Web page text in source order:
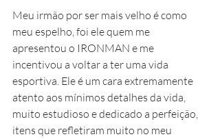
Meu irmão por ser mais velho é como
meu espelho, foi ele quem me
apresentou o IRONMAN e me
incentivou a voltar a ter uma vida
esportiva. Ele é um cara extremamente
atento aos mínimos detalhes da vida,
muito estudioso e dedicado a perfeição,
itens que refletiram muito no meu